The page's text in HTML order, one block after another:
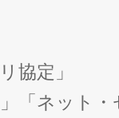
定」
ネット・